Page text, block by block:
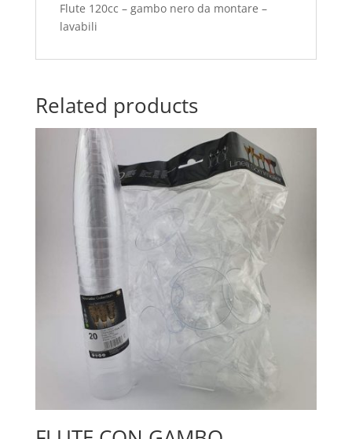
Flute 120cc – gambo nero da montare –
lavabili
Related products